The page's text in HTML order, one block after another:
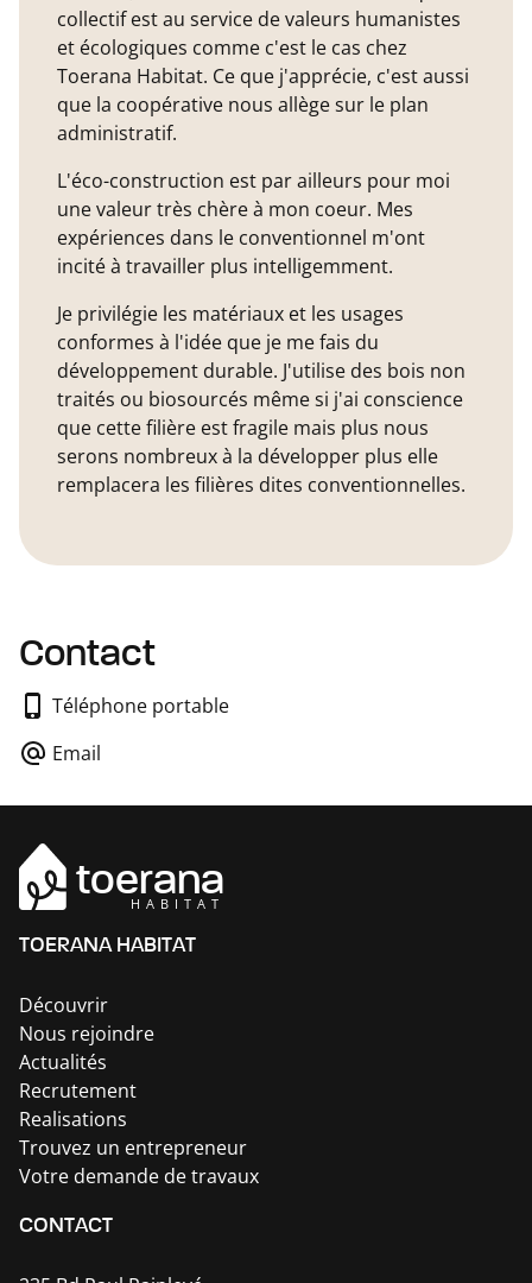
collectif est au service de valeurs humanistes
et écologiques comme c'est le cas chez
Toerana Habitat. Ce que j'apprécie, c'est aussi
que la coopérative nous allège sur le plan
administratif.
L'éco-construction est par ailleurs pour moi
une valeur très chère à mon coeur. Mes
expériences dans le conventionnel m'ont
incité à travailler plus intelligemment.
Je privilégie les matériaux et les usages
conformes à l'idée que je me fais du
développement durable. J'utilise des bois non
traités ou biosourcés même si j'ai conscience
que cette filière est fragile mais plus nous
serons nombreux à la développer plus elle
remplacera les filières dites conventionnelles.
Contact
Téléphone portable
Email
toerana
HABITAT
TOERANA HABITAT
Découvrir
Nous rejoindre
Actualités
Recrutement
Realisations
Trouvez un entrepreneur
Votre demande de travaux
CONTACT